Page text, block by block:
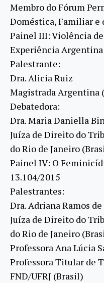
Membro do Fórum
Doméstica, Familiar e
Painel III: Violência
Experiência Argentina
Palestrante:
Dra. Alicia Ruiz
Magistrada Argentina
Debatedora:
Dra. Maria Daniella
Juíza de Direito do
do Rio de Janeiro
Painel IV: O
13.104/2015
Palestrantes:
Dra. Adriana Ramos
Juíza de Direito do
do Rio de Janeiro
Professora Ana Lúcia
Professora Titular de
FND/UFRJ (Brasil)